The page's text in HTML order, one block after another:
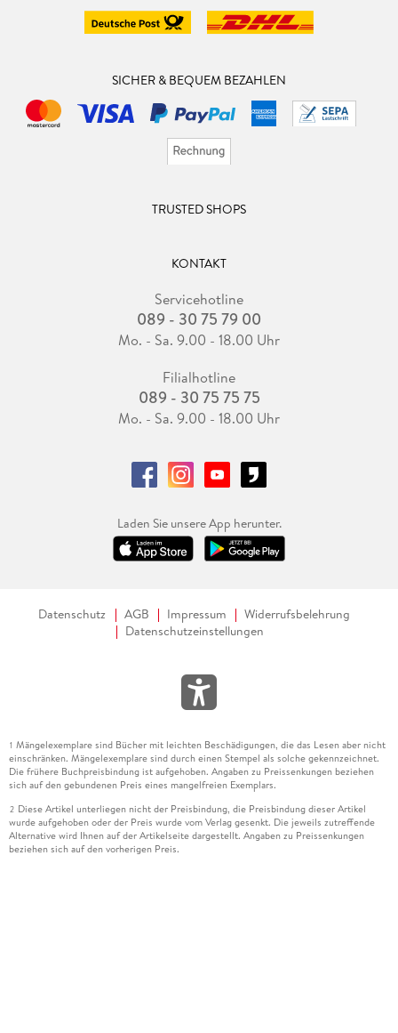
SICHER & BEQUEM BEZAHLEN
TRUSTED SHOPS
KONTAKT
Servicehotline
089 - 30 75 79 00
Mo. - Sa. 9.00 - 18.00 Uhr
Filialhotline
089 - 30 75 75 75
Mo. - Sa. 9.00 - 18.00 Uhr
Laden Sie unsere App herunter.
Datenschutz AGB Impressum
Widerrufsbelehrung
Datenschutzeinstellungen
1 Mängelexemplare sind Bücher mit leichten Beschädigungen, die das Lesen aber nicht
einschränken. Mängelexemplare sind durch einen Stempel als solche gekennzeichnet.
Die frühere Buchpreisbindung ist aufgehoben. Angaben zu Preissenkungen beziehen
sich auf den gebundenen Preis eines mangelfreien Exemplars.
2 Diese Artikel unterliegen nicht der Preisbindung, die Preisbindung dieser Artikel
wurde aufgehoben oder der Preis wurde vom Verlag gesenkt. Die jeweils zutreffende
Alternative wird Ihnen auf der Artikelseite dargestellt. Angaben zu Preissenkungen
beziehen sich auf den vorherigen Preis.